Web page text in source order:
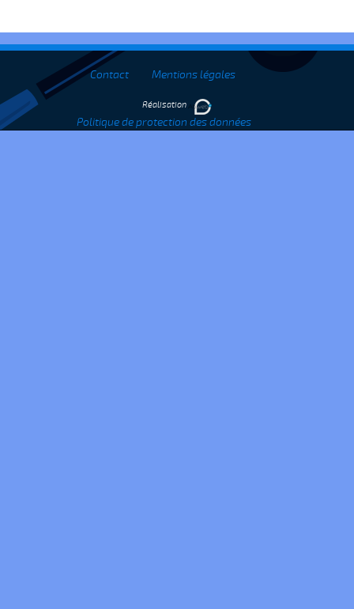
Contact Mentions légales
Politique de protection des données
Réalisation